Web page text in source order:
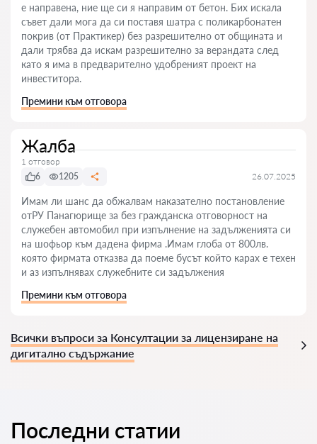
е направена, ние ще си я направим от бетон. Бих искала
съвет дали мога да си поставя шатра с поликарбонатен
покрив (от Практикер) без разрешително от общината и
дали трябва да искам разрешително за верандата след
като я има в предварително удобреният проект на
инвеститора.
Премини към отговора
Жалба
1 отговор
6
1205 26.07.2025
Имам ли шанс да обжалвам наказателно постановление
отРУ Панагюрище за без гражданска отговорност на
служебен автомобил при изпълнение на задълженията си
на шофьор към дадена фирма .Имам глоба от 800лв.
която фирмата отказва да поеме бусът който карах е техен
и аз изпълнявах служебните си задължения
Премини към отговора
Всички въпроси за Консултации за лицензиране на
дигитално съдържание
Последни статии